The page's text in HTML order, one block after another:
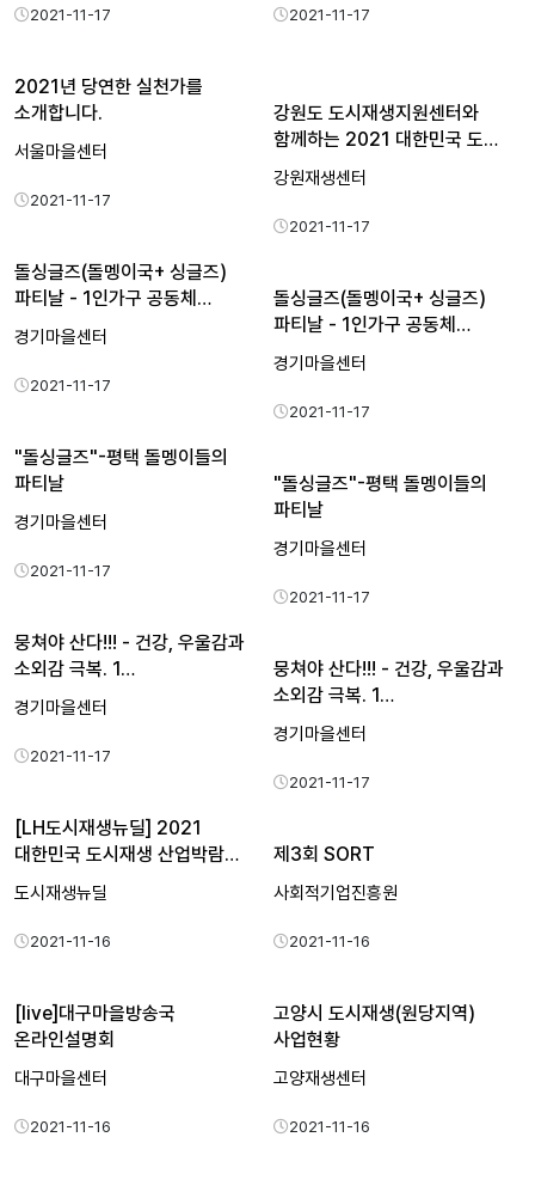
2021-11-17 2021-11-17
2021년 당연한 실천가를
소개합니다.
서울마을센터
2021-11-17
강원도 도시재생지원센터와
함께하는 2021 대한민국 도…
강원재생센터
2021-11-17
돌싱글즈(돌멩이국+ 싱글즈)
파티날 - 1인가구 공동체…
경기마을센터
2021-11-17
돌싱글즈(돌멩이국+ 싱글즈)
파티날 - 1인가구 공동체…
경기마을센터
2021-11-17
"돌싱글즈"-평택 돌멩이들의
파티날
경기마을센터
2021-11-17
"돌싱글즈"-평택 돌멩이들의
파티날
경기마을센터
2021-11-17
뭉쳐야 산다!!! - 건강, 우울감과
소외감 극복. 1…
경기마을센터
2021-11-17
뭉쳐야 산다!!! - 건강, 우울감과
소외감 극복. 1…
경기마을센터
2021-11-17
[LH도시재생뉴딜] 2021
대한민국 도시재생 산업박람…
도시재생뉴딜
2021-11-16
제3회 SORT
사회적기업진흥원
2021-11-16
[live]대구마을방송국
온라인설명회
대구마을센터
2021-11-16
고양시 도시재생(원당지역)
사업현황
고양재생센터
2021-11-16